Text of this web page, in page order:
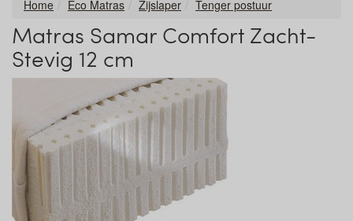
Home Eco Matras Zijslaper Tenger postuur
Matras Samar Comfort Zacht-
Stevig 12 cm